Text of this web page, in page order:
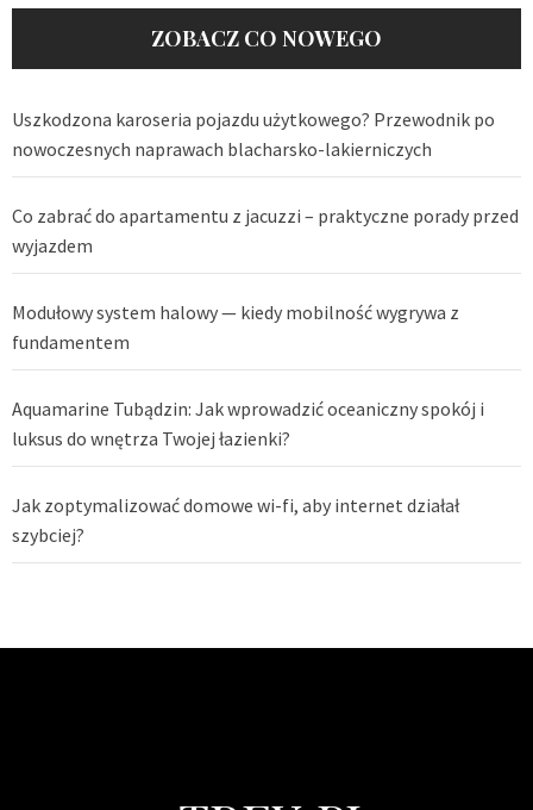
ZOBACZ CO NOWEGO
Uszkodzona karoseria pojazdu użytkowego? Przewodnik po
nowoczesnych naprawach blacharsko-lakierniczych
Co zabrać do apartamentu z jacuzzi – praktyczne porady przed
wyjazdem
Modułowy system halowy — kiedy mobilność wygrywa z
fundamentem
Aquamarine Tubądzin: Jak wprowadzić oceaniczny spokój i
luksus do wnętrza Twojej łazienki?
Jak zoptymalizować domowe wi-fi, aby internet działał
szybciej?